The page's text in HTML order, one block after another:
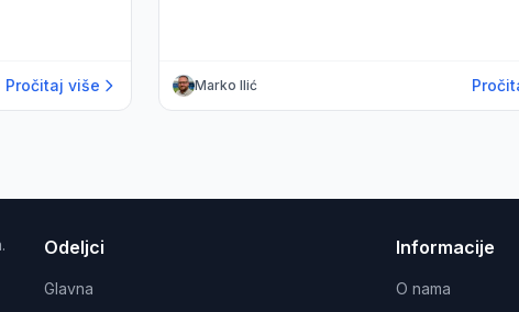
Pročitaj više Marko Ilić
Odeljci
Glavna
Informacije
O nama